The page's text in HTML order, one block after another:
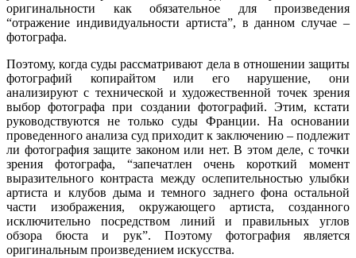
оригинальности как обязательное для произведения
“отражение индивидуальности артиста”, в данном случае –
фотографа.
Поэтому, когда суды рассматривают дела в отношении защиты
фотографий копирайтом или его нарушение, они
анализируют с технической и художественной точек зрения
выбор фотографа при создании фотографий. Этим, кстати
руководствуются не только суды Франции. На основании
проведенного анализа суд приходит к заключению – подлежит
ли фотография защите законом или нет. В этом деле, с точки
зрения фотографа, “запечатлен очень короткий момент
выразительного контраста между ослепительностью улыбки
артиста и клубов дыма и темного заднего фона остальной
части изображения, окружающего артиста, созданного
исключительно посредством линий и правильных углов
обзора бюста и рук”. Поэтому фотография является
оригинальным произведением искусства.